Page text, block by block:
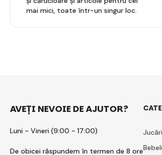
mai mici, toate într-un singur loc.
AVEȚI NEVOIE DE AJUTOR?
Luni - Vineri (9:00 - 17:00)
De obicei răspundem în termen de 8 ore